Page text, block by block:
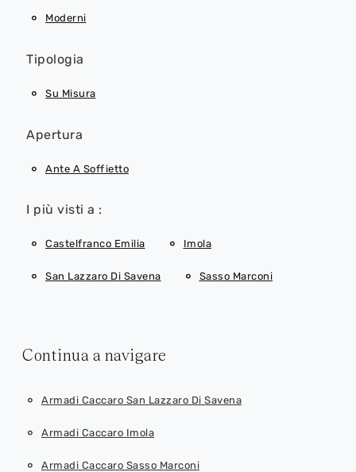
Moderni
Tipologia
Su Misura
Apertura
Ante A Soffietto
I più visti a :
Castelfranco Emilia Imola
San Lazzaro Di Savena Sasso Marconi
Continua a navigare
Armadi Caccaro San Lazzaro Di Savena
Armadi Caccaro Imola
Armadi Caccaro Sasso Marconi